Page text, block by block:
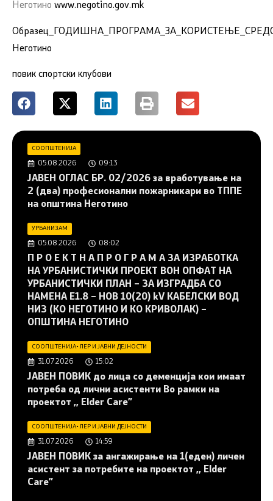
Неготино www.negotino.gov.mk
Неготино
повик спортски клубови
СООПШТЕНИЈА
05.08.2026 09:13
JAВЕН ОГЛАС БР. 02/2026 за вработување на
2 (два) професионални пожарникари во ТППЕ
на општина Неготино
УРБАНИЗАМ
05.08.2026 08:02
П Р О Е К Т Н А П Р О Г Р А М А ЗА ИЗРАБОТКА
НА УРБАНИСТИЧКИ ПРОЕКТ ВОН ОПФАТ НА
УРБАНИСТИЧКИ ПЛАН – ЗА ИЗГРАДБА СО
НАМЕНА Е1.8 – НОВ 10(20) kV КАБЕЛСКИ ВОД
НИЗ (КО НЕГОТИНО И КО КРИВОЛАК) –
ОПШТИНА НЕГОТИНО
СООПШТЕНИЈА•ЛЕР И ЈАВНИ ДЕЈНОСТИ
31.07.2026 15:02
JАВЕН ПОВИК до лица со деменција кои имаат
потреба од лични асистенти Во рамки на
проектот ,, Elder Care”
СООПШТЕНИЈА•ЛЕР И ЈАВНИ ДЕЈНОСТИ
31.07.2026 14:59
JАВЕН ПОВИК за ангажирање на 1(еден) личен
асистент за потребите на проектот ,, Elder
Care”